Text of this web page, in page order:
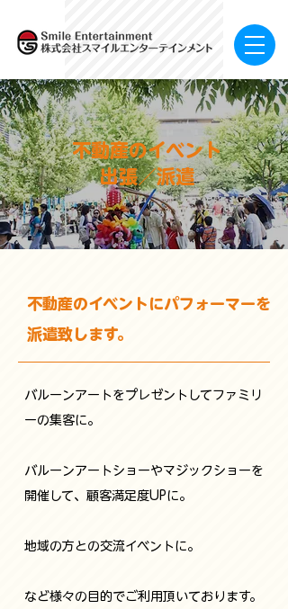
​不動産のイベント
出張／派遣
​不動産のイベントにパフォーマーを
派遣致します。
バルーンアートをプレゼントしてファミリ
ーの集客に。
バルーンアートショーやマジックショーを
開催して、顧客満足度UPに。
​地域の方との交流イベントに。
​など様々の目的でご利用頂いております。